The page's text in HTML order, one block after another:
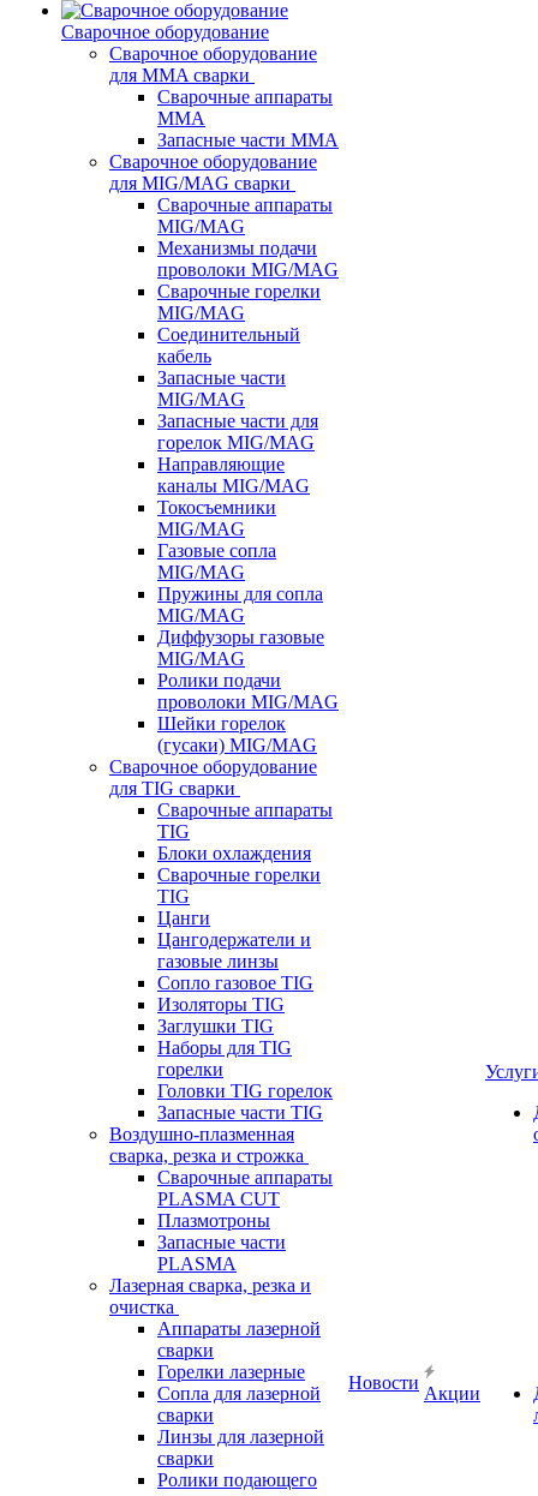
Сварочное оборудование
Сварочное оборудование
для MMA сварки
Сварочные аппараты
MMA
Запасные части MMA
Сварочное оборудование
для MIG/MAG сварки
Сварочные аппараты
MIG/MAG
Механизмы подачи
проволоки MIG/MAG
Сварочные горелки
MIG/MAG
Соединительный
кабель
Запасные части
MIG/MAG
Запасные части для
горелок MIG/MAG
Направляющие
каналы MIG/MAG
Токосъемники
MIG/MAG
Газовые сопла
MIG/MAG
Пружины для сопла
MIG/MAG
Диффузоры газовые
MIG/MAG
Ролики подачи
проволоки MIG/MAG
Шейки горелок
(гусаки) MIG/MAG
Сварочное оборудование
для TIG сварки
Сварочные аппараты
TIG
Блоки охлаждения
Сварочные горелки
TIG
Цанги
Цангодержатели и
газовые линзы
Сопло газовое TIG
Изоляторы TIG
Заглушки TIG
Наборы для TIG
горелки
Головки TIG горелок
Запасные части TIG
Воздушно-плазменная
сварка, резка и строжка
Сварочные аппараты
PLASMA CUT
Плазмотроны
Запасные части
PLASMA
Лазерная сварка, резка и
очистка
Аппараты лазерной
сварки
Горелки лазерные
Сопла для лазерной
сварки
Линзы для лазерной
сварки
Ролики подающего
Новости
Акции